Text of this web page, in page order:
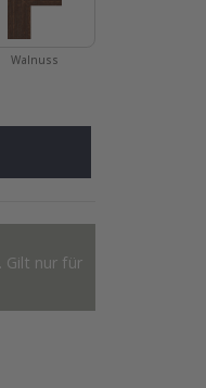
Walnuss
Gilt nur für